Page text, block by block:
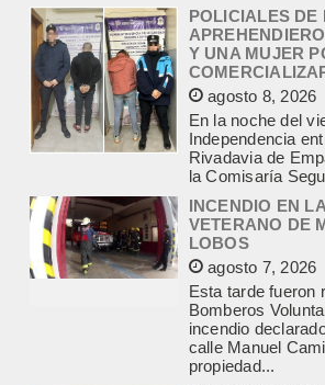
agosto 8, 2026
En la noche del
Independencia
Rivadavia de
la Comisaría
INCENDIO EN
VETERANO DE
LOBOS
agosto 7, 2026
Esta tarde fueron
Bomberos
incendio
calle Manuel
propiedad...
PESCADOR
EL ARROYO
agosto 7, 2026